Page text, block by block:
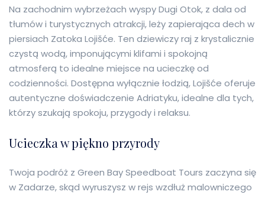
Na zachodnim wybrzeżach wyspy Dugi Otok, z dala od
tłumów i turystycznych atrakcji, leży zapierająca dech w
piersiach Zatoka Lojišće. Ten dziewiczy raj z krystalicznie
czystą wodą, imponującymi klifami i spokojną
atmosferą to idealne miejsce na ucieczkę od
codzienności. Dostępna wyłącznie łodzią, Lojišće oferuje
autentyczne doświadczenie Adriatyku, idealne dla tych,
którzy szukają spokoju, przygody i relaksu.
Ucieczka w piękno przyrody
Twoja podróż z Green Bay Speedboat Tours zaczyna się
w Zadarze, skąd wyruszysz w rejs wzdłuż malowniczego